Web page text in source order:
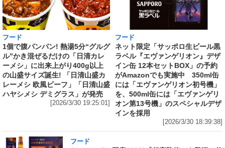
フード
1個で腹パンパン! 熱湯5分“グルグ
ル”かき混ぜるだけの「日清カレ
ーメシ」に出来上がり400g以上
の山盛サイズ誕生! 「日清山盛カ
レーメシ 欧風ビーフ」「日清山盛
ハヤシメシ デミグラス」が発売
[2026/3/30 19:25:01]
フード
ネット限定「サッポロ生ビール黒
ラベル『エヴァンゲリオン』デザ
イン缶 12本セットBOX」の予約
がAmazonでも実施中 350ml缶
には「エヴァンゲリオン初号機」
を、500ml缶には「エヴァンゲリ
オン第13号機」のスペシャルデザ
インを採用
[2026/3/30 18:39:38]
フード